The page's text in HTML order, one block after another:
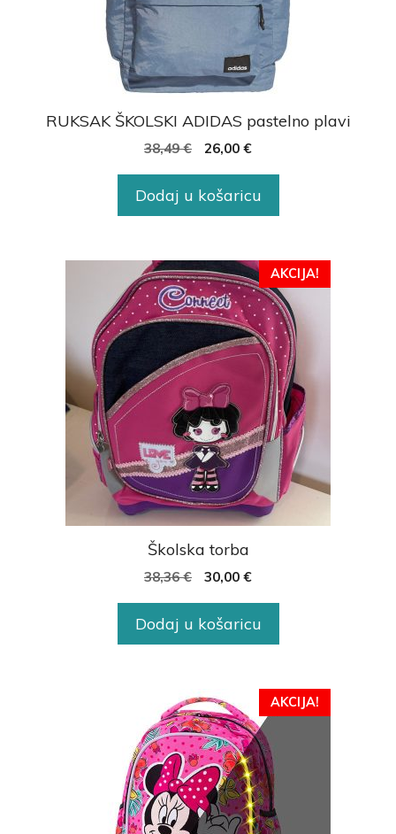
RUKSAK ŠKOLSKI ADIDAS pastelno plavi
38,49€ 26,00 €
Dodaj u košaricu
AKCIJA!
Školska torba
38,36€ 30,00 €
Dodaj u košaricu
AKCIJA!